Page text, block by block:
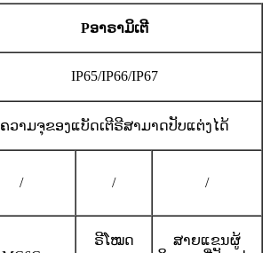
Pອາຣາມິເຕີ
IP65/IP66/IP67
ຄວາມຈຸຂອງແບັດເຕີຣີສາມາດປັບແຕ່ງໄດ້
/ / /
ຣີໂໝດ
ສາຍແຂນຜູ້